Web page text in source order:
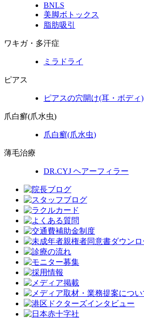
BNLS
美脚ボトックス
脂肪吸引
ワキガ・多汗症
ミラドライ
ピアス
ピアスの穴開け(耳・ボディ)
爪白癬(爪水虫)
爪白癬(爪水虫)
薄毛治療
DR.CYJ ヘアーフィラー